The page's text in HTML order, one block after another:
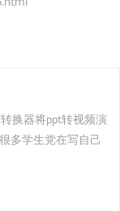
换器将ppt转视频演
多学生党在写自己